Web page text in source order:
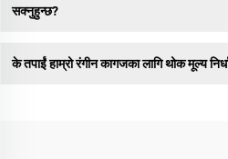
सक्नुहुन्छ?
के तपाईं हाम्रो रंगीन कागजका लागि थोक मूल्य